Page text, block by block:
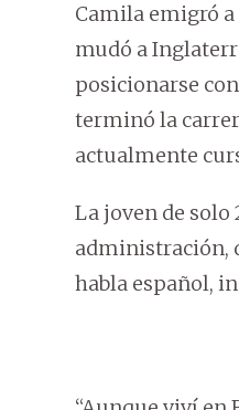
Camila emigró
mudó a
posicionarse
terminó la
actualmente
La joven de solo
administración,
habla español,